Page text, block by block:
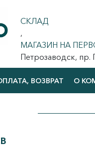
СКЛАД
,
МАГАЗИН НА
Петрозаводск, пр.
ВОЗВРАТ О